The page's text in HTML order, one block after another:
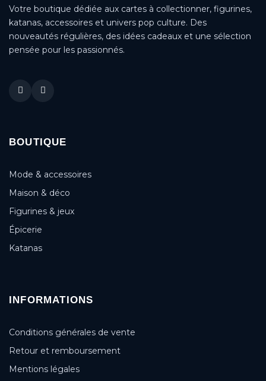
Votre boutique dédiée aux cartes à collectionner, figurines,
katanas, accessoires et univers pop culture. Des
nouveautés régulières, des idées cadeaux et une sélection
pensée pour les passionnés.
BOUTIQUE
Mode & accessoires
Maison & déco
Figurines & jeux
Épicerie
Katanas
INFORMATIONS
Conditions générales de vente
Retour et remboursement
Mentions légales